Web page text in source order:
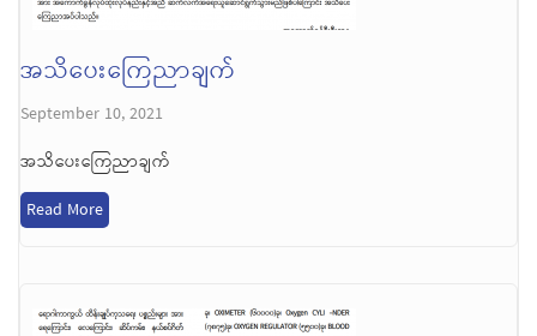
အသိပေးကြေညာချက်
September 10, 2021
အသိပေးကြေညာချက်
Read More